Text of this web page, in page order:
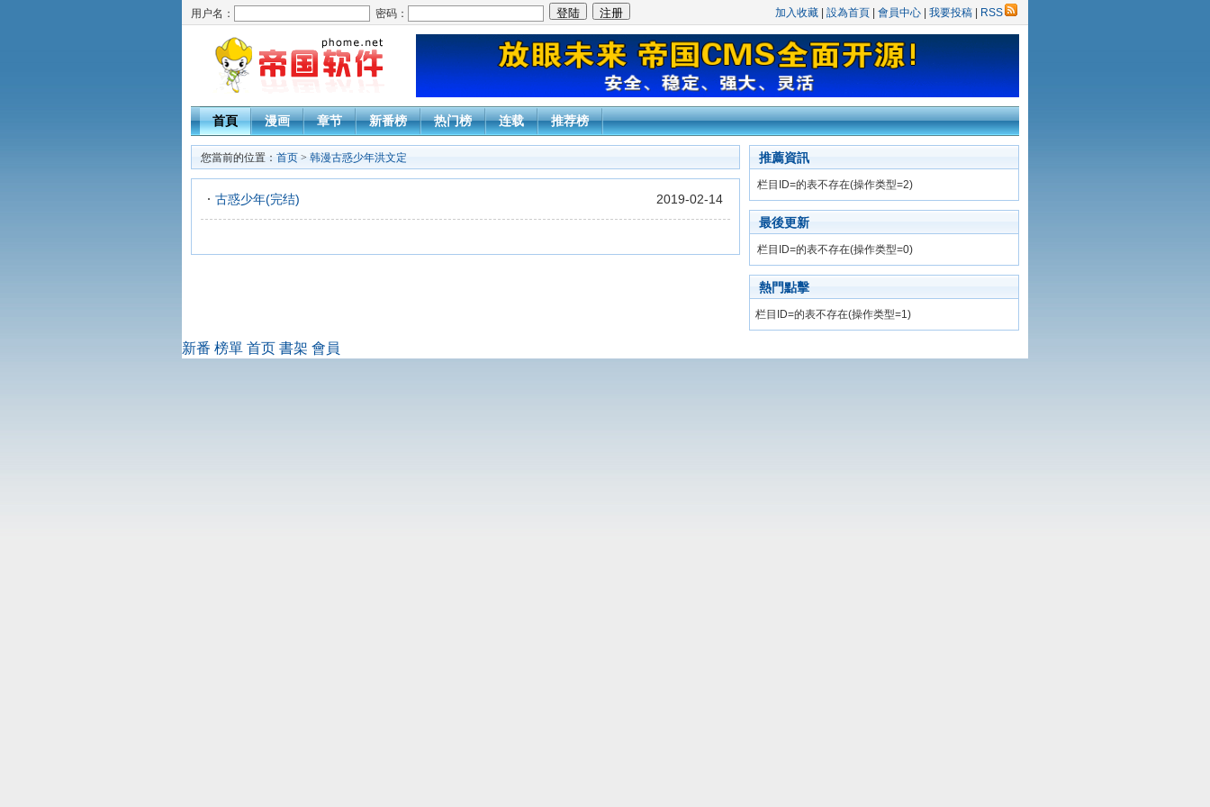
用户名： 密码： 加入收藏 設為首頁 會員中心 我要投稿 RSS
首頁 漫画 章节 新番榜 热门榜 连载 推荐榜
您當前的位置： 首页 > 韩漫古惑少年洪文定
古惑少年(完结) 2019-02-14
推薦資訊
栏目ID=的表不存在(操作类型=2)
最後更新
栏目ID=的表不存在(操作类型=0)
熱門點擊
栏目ID=的表不存在(操作类型=1)
新番 榜單 首页 書架 會員